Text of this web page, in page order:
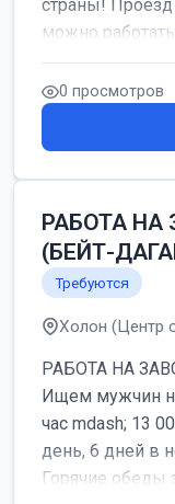
страны! Проезд
можно работать
0 просмотров
РАБОТА
(БЕЙТ-
Требуются
Холон (Центр
РАБОТА НА
Ищем мужчин
час mdash; 13
день, 6 дней в
Горячие обеды